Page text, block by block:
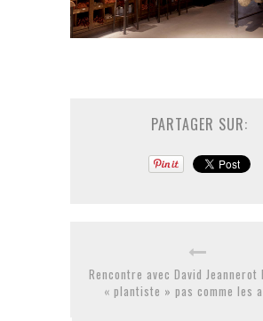
PARTAGER SUR:
Rencontre avec David Jeannerot
« plantiste » pas comme les